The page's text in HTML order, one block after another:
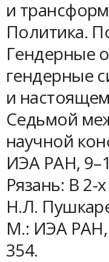
и
Политика.
Гендерные
гендерные
и
Седьмой
научной
ИЭА РАН,
Рязань: В 2-
Н.Л.
М.: ИЭА РАН,
354.